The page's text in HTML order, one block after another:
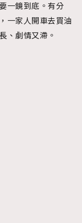
一鏡到底。有分
一家人開車去買油
、劇情又滯。